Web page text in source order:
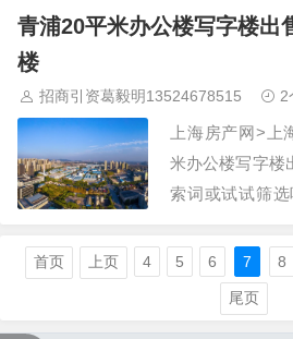
发《江门市农民
监测办法》的通
青浦20平米办公楼写字楼出
楼
招商引资葛毅明13524678515 2
上海房产网>
米办公楼写字楼
索词或试试筛选
公楼写字楼出售
楼出售信息。
写字楼出售…
首页 上页 4 5 6 7 8
尾页